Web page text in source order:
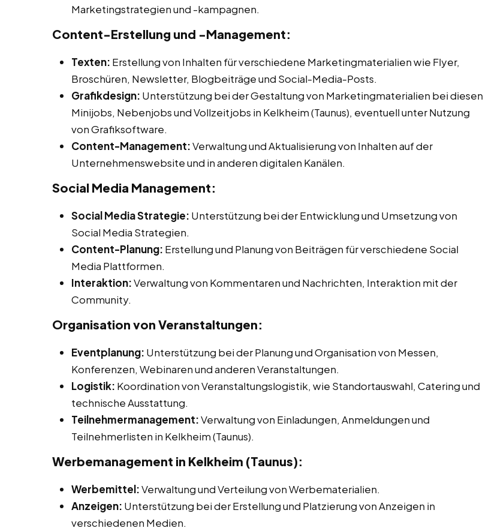
Marketingstrategien und -kampagnen.
Content-Erstellung und -Management:
Texten: Erstellung von Inhalten für verschiedene Marketingmaterialien wie Flyer,
Broschüren, Newsletter, Blogbeiträge und Social-Media-Posts.
Grafikdesign: Unterstützung bei der Gestaltung von Marketingmaterialien bei diesen
Minijobs, Nebenjobs und Vollzeitjobs in Kelkheim (Taunus), eventuell unter Nutzung
von Grafiksoftware.
Content-Management:Verwaltung und Aktualisierung von Inhalten auf der
Unternehmenswebsite und in anderen digitalen Kanälen.
Social Media Management:
Social Media Strategie: Unterstützung bei der Entwicklung und Umsetzung von
Social Media Strategien.
Content-Planung: Erstellung und Planung von Beiträgen für verschiedene Social
Media Plattformen.
Interaktion:Verwaltung von Kommentaren und Nachrichten, Interaktion mit der
Community.
Organisation von Veranstaltungen:
Eventplanung: Unterstützung bei der Planung und Organisation von Messen,
Konferenzen, Webinaren und anderen Veranstaltungen.
Logistik: Koordination von Veranstaltungslogistik, wie Standortauswahl, Catering und
technische Ausstattung.
Teilnehmermanagement:Verwaltung von Einladungen, Anmeldungen und
Teilnehmerlisten in Kelkheim (Taunus).
Werbemanagement in Kelkheim (Taunus):
Werbemittel:Verwaltung und Verteilung von Werbematerialien.
Anzeigen: Unterstützung bei der Erstellung und Platzierung von Anzeigen in
verschiedenen Medien.